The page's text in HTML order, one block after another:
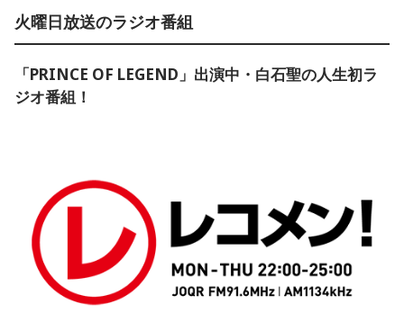
火曜日放送のラジオ番組
「PRINCE OF LEGEND」出演中・白石聖の人生初ラ
ジオ番組！